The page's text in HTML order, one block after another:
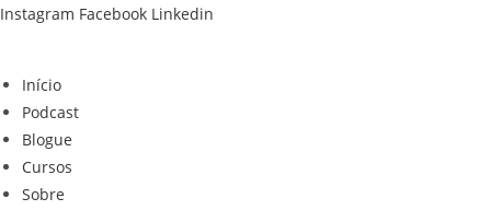
Skip
Instagram Facebook Linkedin
Início
Podcast
Blogue
Cursos
Sobre